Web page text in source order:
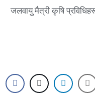
जलवायु मैत्री कृषि